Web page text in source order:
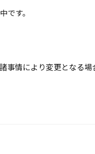
です。
事情により変更となる